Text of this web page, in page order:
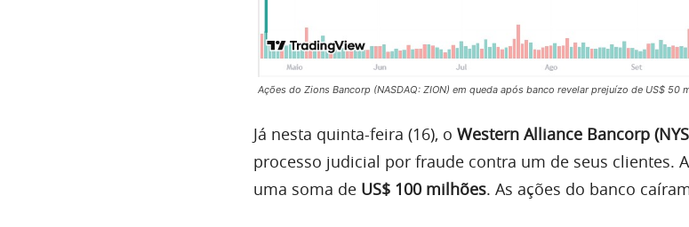
Ações do Zions Bancorp (NASDAQ: ZION) em queda após banco revelar prejuízo de US$ 50
Já nesta quinta-feira (16), o Western Alliance Bancorp
processo judicial por fraude contra um de seus clientes.
uma soma de US$ 100 milhões. As ações do banco